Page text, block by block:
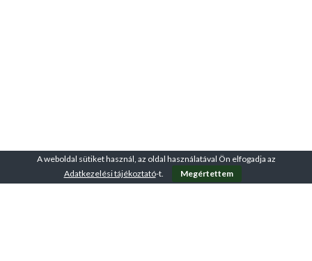
A weboldal sütiket használ, az oldal használatával Ön elfogadja az
Adatkezelési tájékoztató-t. Megértettem